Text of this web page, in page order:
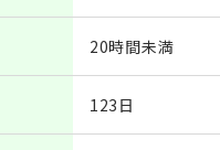
20時間未満
123日